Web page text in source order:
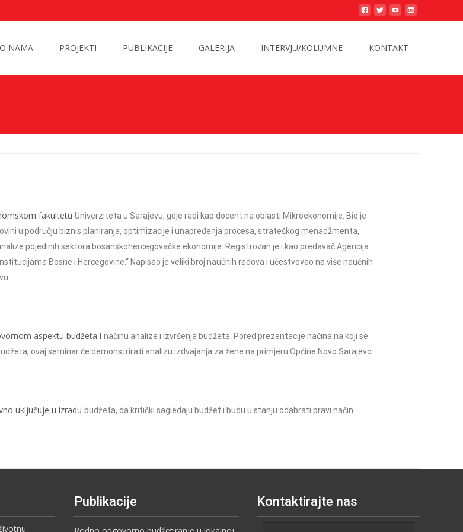
O NAMA PROJEKTI PUBLIKACIJE GALERIJA INTERVJU/KOLUMNE KONTAKT
fakultetu Univerziteta u Sarajevu, gdje radi kao docent na oblasti Mikroekonomije. Bio je
u području biznis planiranja, optimizacije i unapređenja procesa, strateškog menadžmenta,
pojedinih sektora bosanskohercegovačke ekonomije. Registrovan je i kao predavač Agencija
Bosne i Hercegovine.“ Napisao je veliki broj naučnih radova i učestvovao na više naučnih
aspektu budžeta i načinu analize i izvršenja budžeta. Pored prezentacije načina na koji se
ovaj seminar će demonstrirati analizu izdvajanja za žene na primjeru Općine Novo Sarajevo.
uključuje u izradu budžeta, da kritički sagledaju budžet i budu u stanju odabrati pravi način
Publikacije Kontaktirajte nas